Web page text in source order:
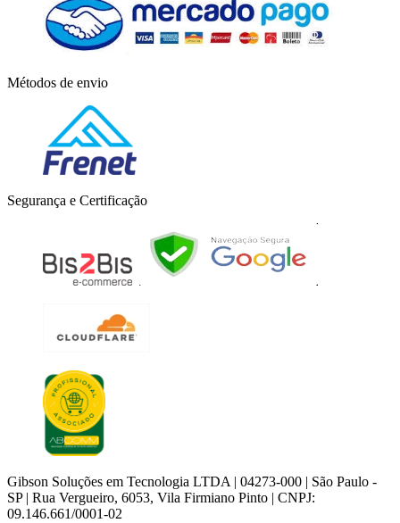
Métodos de envio
Segurança e Certificação
Gibson Soluções em Tecnologia LTDA | 04273-000 | São Paulo -
SP | Rua Vergueiro, 6053, Vila Firmiano Pinto | CNPJ:
09.146.661/0001-02